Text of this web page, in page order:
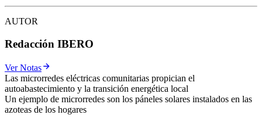
AUTOR
Redacción IBERO
Ver Notas
Las microrredes eléctricas comunitarias propician el
autoabastecimiento y la transición energética local
Un ejemplo de microrredes son los páneles solares instalados en las
azoteas de los hogares